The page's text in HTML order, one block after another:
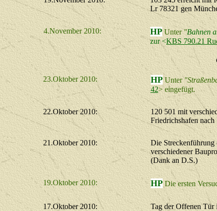
Lr 78321 gen
4.November 2010: HP Unter"Bahnen
zur <KBS 790.21
23.Oktober 2010: HP Unter
42> eingefügt.
22.Oktober 2010:
120 501 mit
Friedrichshafen
21.Oktober 2010:
Die Streckenführung
verschiedener
(Dank an D.S.)
19.Oktober 2010: HP Die ersten
17.Oktober 2010: Tag der Offenen